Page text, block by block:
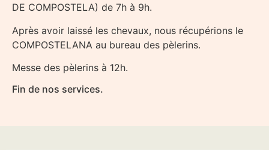
DE COMPOSTELA) de 7h à 9h.
Après avoir laissé les chevaux, nous récupérions le
COMPOSTELANA au bureau des pèlerins.
Messe des pèlerins à 12h.
Fin de nos services.